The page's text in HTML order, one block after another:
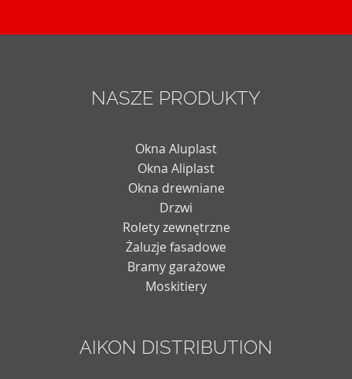
NASZE PRODUKTY
Okna Aluplast
Okna Aliplast
Okna drewniane
Drzwi
Rolety zewnętrzne
Żaluzje fasadowe
Bramy garażowe
Moskitiery
AIKON DISTRIBUTION